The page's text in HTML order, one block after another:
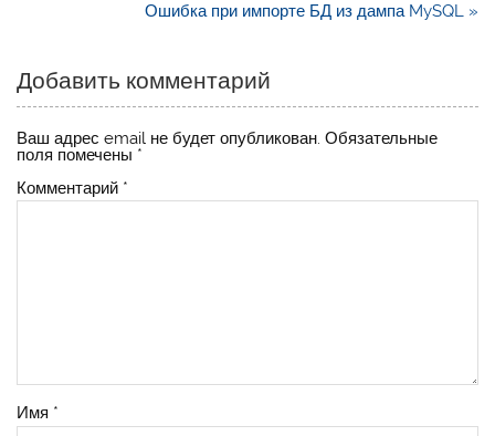
Ошибка при импорте БД из дампа MySQL »
Добавить комментарий
Ваш адрес email не будет опубликован. Обязательные
поля помечены *
Комментарий *
Имя *